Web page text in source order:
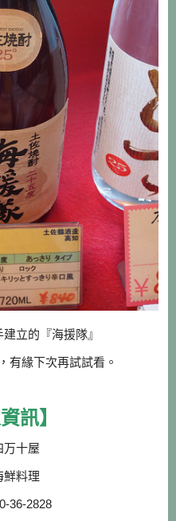
立的『海援隊』
有緣下次再試試看。
訊】
万十屋
鮮料理
36-2828